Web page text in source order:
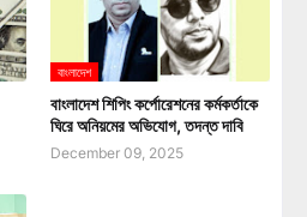
বাংলাদেশ
বাংলাদেশ শিপিং কর্পোরেশনের কর্মকর্তাকে
ঘিরে অনিয়মের অভিযোগ, তদন্ত দাবি
December 09, 2025